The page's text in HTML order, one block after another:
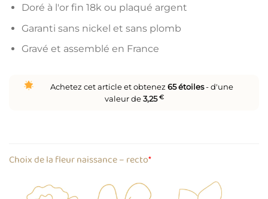
Doré à l'or fin 18k ou plaqué argent
Garanti sans nickel et sans plomb
Gravé et assemblé en France
Achetez cet article et obtenez 65étoiles- d'une
valeur de3,25€
*
Choix de la fleur naissance – recto